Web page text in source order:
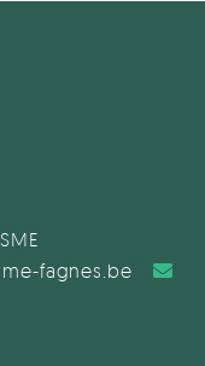
fagnes.be